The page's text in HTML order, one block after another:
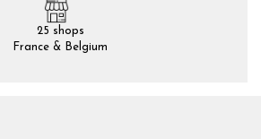
25 shops
France & Belgium